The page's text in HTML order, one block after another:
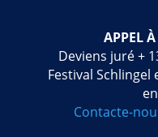
APPEL
Deviens juré +
Festival Schlingel
Contacte-